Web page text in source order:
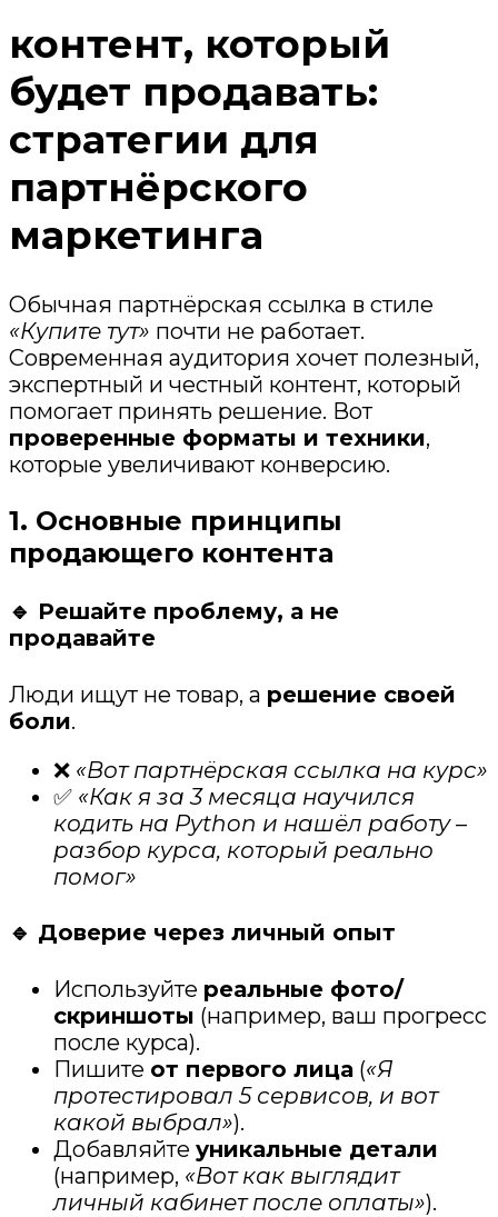
контент, который
будет продавать:
стратегии для
партнёрского
маркетинга
Обычная партнёрская ссылка в стиле
«Купите тут» почти не работает.
Современная аудитория хочет полезный,
экспертный и честный контент, который
помогает принять решение. Вот
проверенные форматы и техники,
которые увеличивают конверсию.
1. Основные принципы
продающего контента
🔹 Решайте проблему, а не
продавайте
Люди ищут не товар, а решение своей
боли.
❌ «Вот партнёрская ссылка на курс»
✅ «Как я за 3 месяца научился
кодить на Python и нашёл работу –
разбор курса, который реально
помог»
🔹 Доверие через личный опыт
Используйте реальные фото/
скриншоты (например, ваш прогресс
после курса).
Пишите от первого лица («Я
протестировал 5 сервисов, и вот
какой выбрал»).
Добавляйте уникальные детали
(например, «Вот как выглядит
личный кабинет после оплаты»).